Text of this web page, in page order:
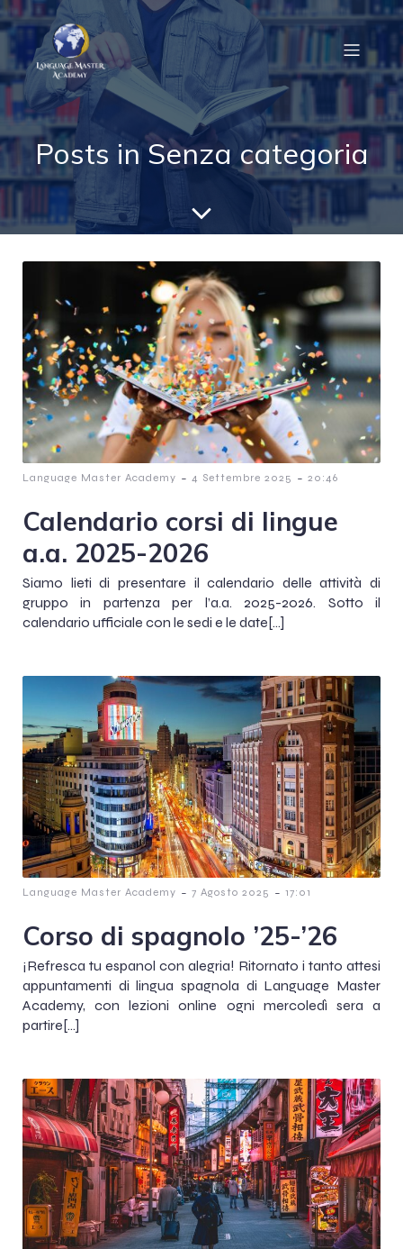
Posts in Senza categoria
Language Master Academy - 4 Settembre 2025 - 20:46
Calendario corsi di lingue
a.a. 2025-2026
Siamo lieti di presentare il calendario delle attività di
gruppo in partenza per l’a.a. 2025-2026. Sotto il
calendario ufficiale con le sedi e le date[…]
Language Master Academy - 7 Agosto 2025 - 17:01
Corso di spagnolo ’25-’26
¡Refresca tu espanol con alegria! Ritornato i tanto attesi
appuntamenti di lingua spagnola di Language Master
Academy, con lezioni online ogni mercoledì sera a
partire[…]